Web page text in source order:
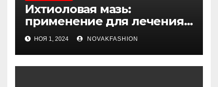
Ихтиоловая мазь:
применение для лечения
фурункулов
НОЯ 1, 2024 NOVAKFASHION